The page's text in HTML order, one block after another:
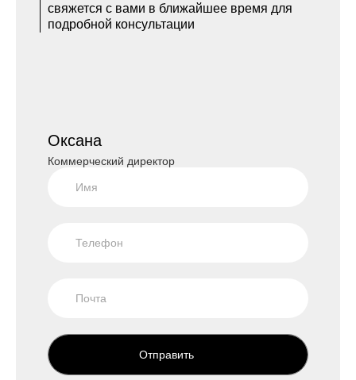
свяжется с вами в ближайшее время для
подробной консультации
Оксана
Коммерческий директор
Отправить